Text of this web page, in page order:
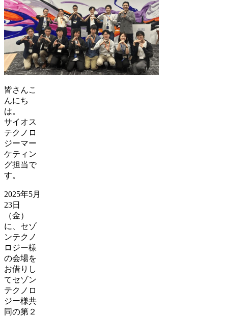
皆さんこ
んにち
は。
サイオス
テクノロ
ジーマー
ケティン
グ担当で
す。
2025年5月
23日
（金）
に、セゾ
ンテクノ
ロジー様
の会場を
お借りし
てセゾン
テクノロ
ジー様共
同の第２